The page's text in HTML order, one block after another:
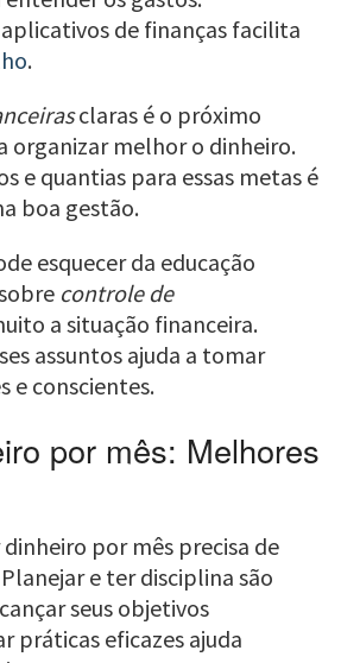
de finanças facilita
.
claras é o próximo
organizar melhor o dinheiro.
e quantias para essas metas é
boa gestão.
esquecer da educação
controle de
a situação financeira.
assuntos ajuda a tomar
e conscientes.
por mês: Melhores
por mês precisa de
e ter disciplina são
seus objetivos
práticas eficazes ajuda